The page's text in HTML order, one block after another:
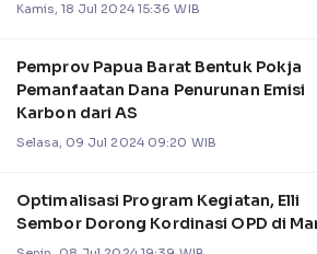
Kamis, 18 Jul 2024 15:36 WIB
Pemprov Papua Barat Bentuk Pokja
Pemanfaatan Dana Penurunan Emisi
Karbon dari AS
Selasa, 09 Jul 2024 09:20 WIB
Optimalisasi Program Kegiatan, Elli
Sembor Dorong Kordinasi OPD di